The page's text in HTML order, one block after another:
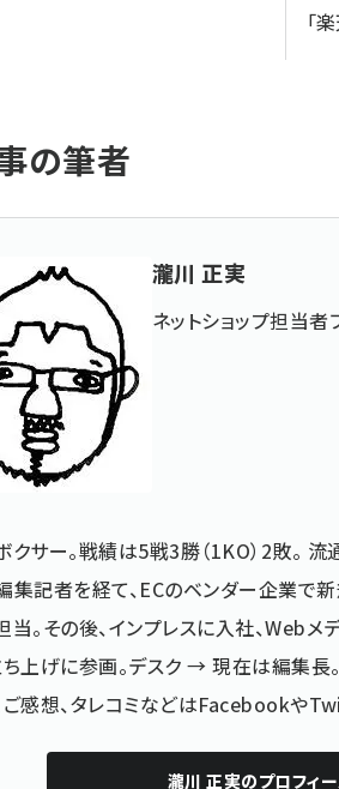
「
の筆者
瀧川 正実
ネットショップ担当
クサー。戦績は5戦3勝（1KO）2敗。 流
集記者を経て、ECのベンダー企業で
当。その後、インプレスに入社、Webメ
ち上げに参画。デスク → 現在は編集長
ご感想、タレコミなどはFacebookや
瀧川 正実のプロフィ